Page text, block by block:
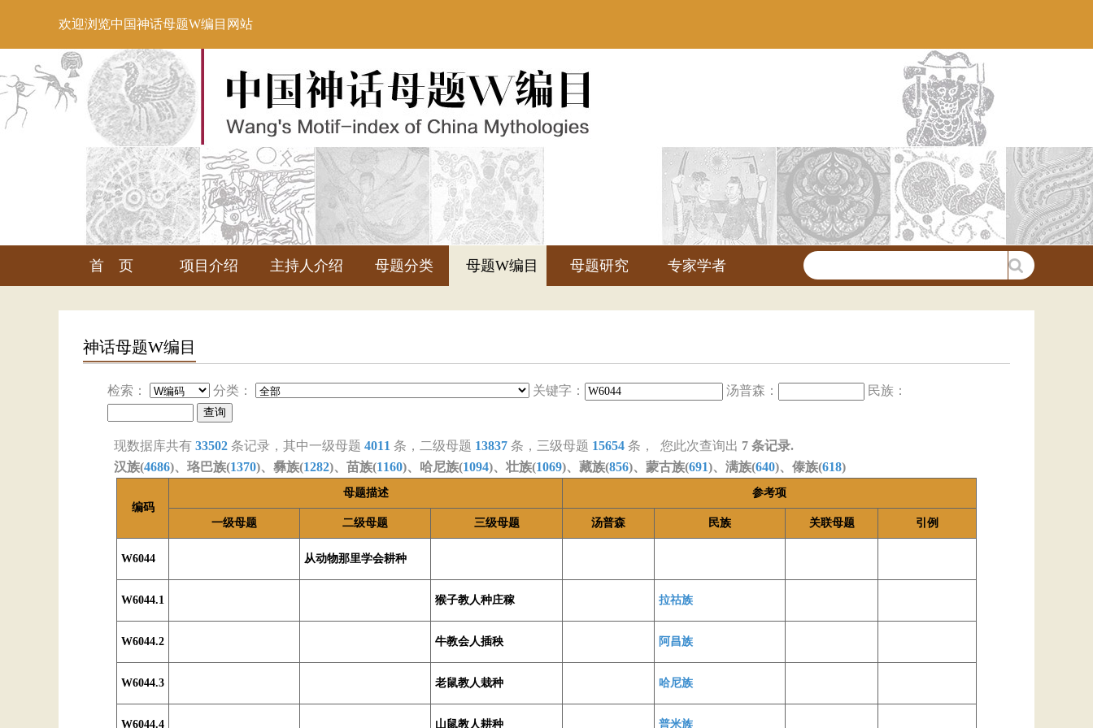
欢迎浏览中国神话母题W编目网站
首 页 项目介绍 主持人介绍 母题分类 母题W编目 母题研究 专家学者
神话母题W编目
检索： 分类： 关键字： 汤普森： 民族：
现数据库共有 33502 条记录，其中一级母题 4011 条，二级母题 13837 条，三级母题 15654 条， 您此次查询出 7 条记录.
汉族(4686)、珞巴族(1370)、彝族(1282)、苗族(1160)、哈尼族(1094)、壮族(1069)、藏族(856)、蒙古族(691)、满族(640)、傣族(618)
编码
母题描述 参考项
一级母题 二级母题 三级母题 汤普森 民族 关联母题 引例
W6044 从动物那里学会耕种
W6044.1 猴子教人种庄稼 拉祜族
W6044.2 牛教会人插秧 阿昌族
W6044.3 老鼠教人栽种 哈尼族
W6044.4 山鼠教人耕种 普米族